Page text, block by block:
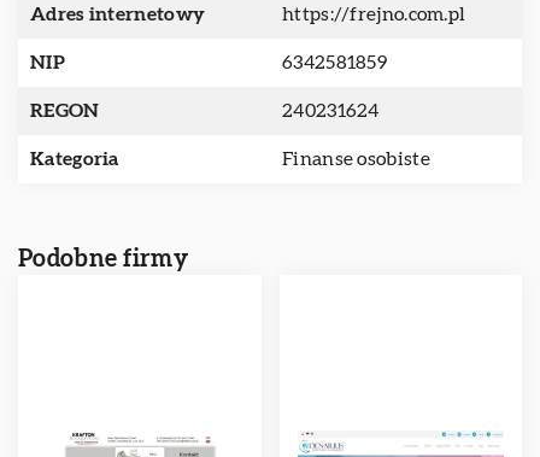
Adres internetowy https://frejno.com.pl
NIP 6342581859
REGON 240231624
Kategoria Finanse osobiste
Podobne firmy